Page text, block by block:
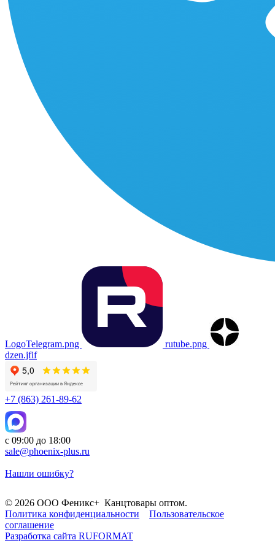
LogoTelegram.png
rutube.png
dzen.jfif
+7 (863) 261-89-62
с 09:00 до 18:00
sale@phoenix-plus.ru
Нашли ошибку?
© 2026 ООО Феникс+ Канцтовары оптом.
Политика конфиденциальности
Пользовательское
соглашение
Разработка сайта RUFORMAT